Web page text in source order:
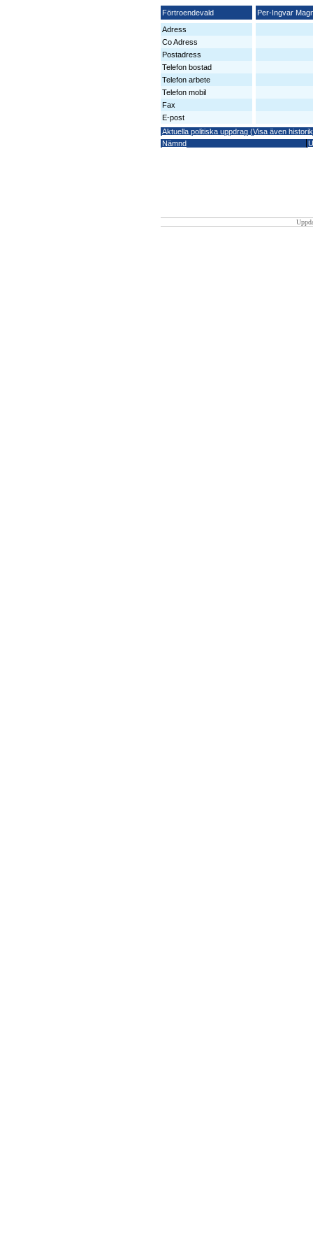
Förtroendevald
Per-Ingvar
Adress
Co Adress
Postadress
Telefon bostad
Telefon arbete
Telefon mobil
Fax
E-post
Aktuella politiska uppdrag (Visa även
Nämnd